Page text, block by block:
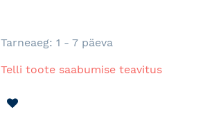
Tarneaeg: 1 - 7 päeva
Telli toote saabumise teavitus